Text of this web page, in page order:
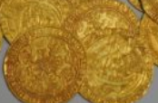
varumärket och hur...